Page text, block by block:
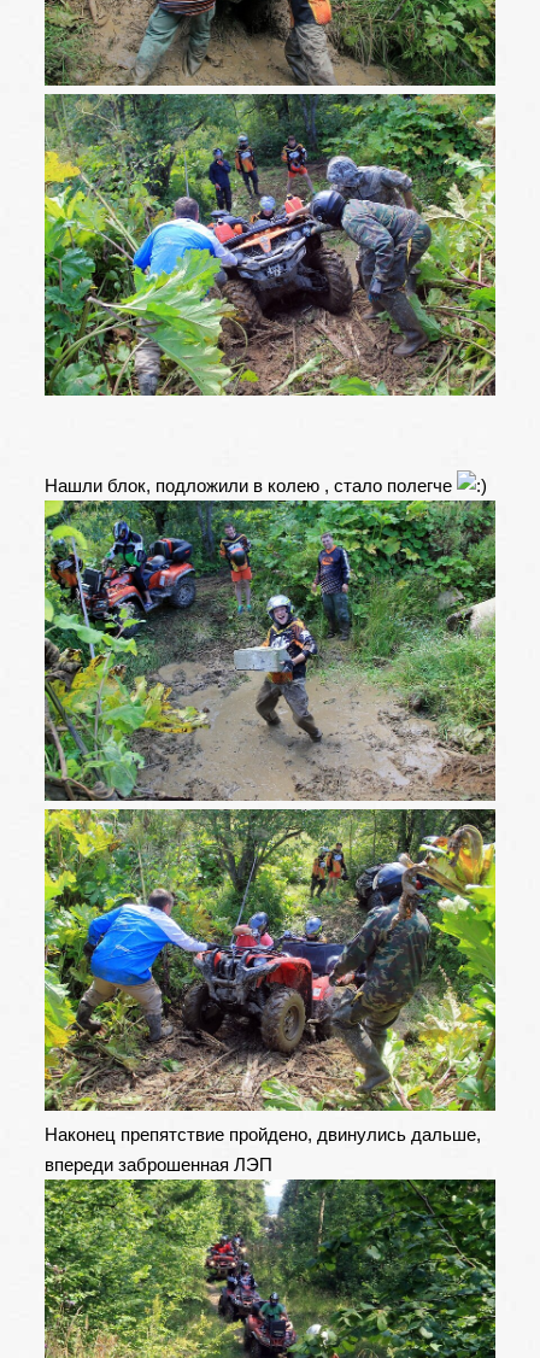
Нашли блок, подложили в колею , стало полегче
Наконец препятствие пройдено, двинулись дальше,
впереди заброшенная ЛЭП